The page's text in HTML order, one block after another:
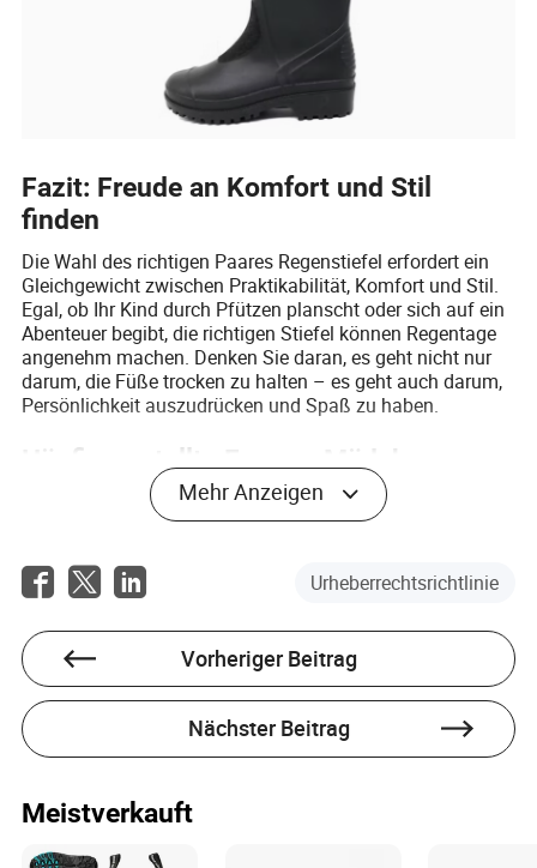
Fazit: Freude an Komfort und Stil
finden
Die Wahl des richtigen Paares Regenstiefel erfordert ein
Gleichgewicht zwischen Praktikabilität, Komfort und Stil.
Egal, ob Ihr Kind durch Pfützen planscht oder sich auf ein
Abenteuer begibt, die richtigen Stiefel können Regentage
angenehm machen. Denken Sie daran, es geht nicht nur
darum, die Füße trocken zu halten – es geht auch darum,
Persönlichkeit auszudrücken und Spaß zu haben.
Häufig gestellte Fragen: Mädchen-
Regenstiefel besser verstehen
Sollen
Regenstiefel
mit Socken
getragen
werden?
zu verhindern und sorgt für eine bessere
Passform.
Wie weiß
Größe ich
soll?
Beziehen Sie sich auf die Größentabelle
des Herstellers, und im Zweifelsfall
dicke Socken unterzubringen.
Können
Mehr Anzeigen
Urheberrechtsrichtlinie
Vorheriger Beitrag
Nächster Beitrag
Meistverkauft